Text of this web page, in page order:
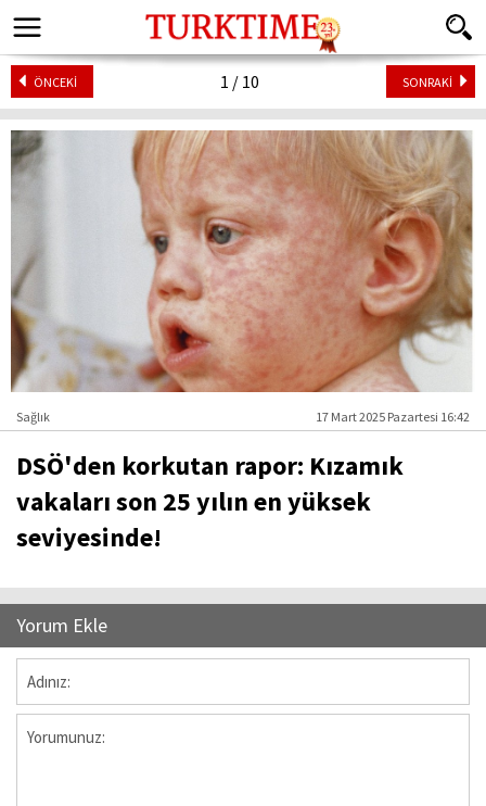
ÖNCEKİ SONRAKİ
1 / 10
Sağlık 17 Mart 2025 Pazartesi 16:42
DSÖ'den korkutan rapor: Kızamık
vakaları son 25 yılın en yüksek
seviyesinde!
Yorum Ekle